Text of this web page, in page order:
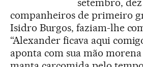
companheiros de primeiro
Isidro Burgos, faziam-lhe
“Alexander ficava aqui
aponta com sua mão